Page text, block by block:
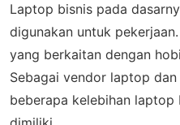
Laptop bisnis pada
digunakan untuk
yang berkaitan dengan
Sebagai vendor laptop
beberapa kelebihan laptop